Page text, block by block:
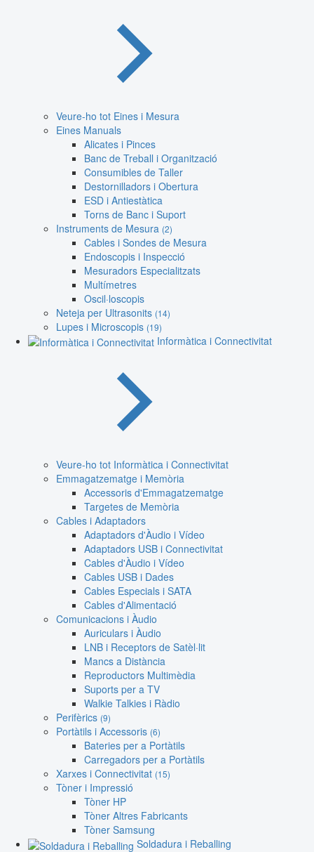
Veure-ho tot Eines i Mesura
Eines Manuals
Alicates i Pinces
Banc de Treball i Organització
Consumibles de Taller
Destornilladors i Obertura
ESD i Antiestàtica
Torns de Banc i Suport
Instruments de Mesura (2)
Cables i Sondes de Mesura
Endoscopis i Inspecció
Mesuradors Especialitzats
Multímetres
Oscil·loscopis
Neteja per Ultrasonits (14)
Lupes i Microscopis (19)
Informàtica i Connectivitat
Veure-ho tot Informàtica i Connectivitat
Emmagatzematge i Memòria
Accessoris d'Emmagatzematge
Targetes de Memòria
Cables i Adaptadors
Adaptadors d'Àudio i Vídeo
Adaptadors USB i Connectivitat
Cables d'Àudio i Vídeo
Cables USB i Dades
Cables Especials i SATA
Cables d'Alimentació
Comunicacions i Àudio
Auriculars i Àudio
LNB i Receptors de Satèl·lit
Mancs a Distància
Reproductors Multimèdia
Suports per a TV
Walkie Talkies i Ràdio
Perifèrics (9)
Portàtils i Accessoris (6)
Bateries per a Portàtils
Carregadors per a Portàtils
Xarxes i Connectivitat (15)
Tòner i Impressió
Tòner HP
Tòner Altres Fabricants
Tòner Samsung
Soldadura i Reballing